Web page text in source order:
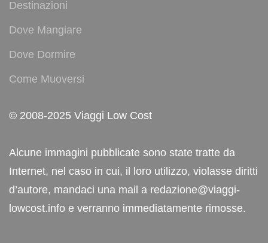
Destinazioni
Dove Mangiare
Dove Dormire
Come Muoversi
© 2008-2025 Viaggi Low Cost
Alcune immagini pubblicate sono state tratte da
Internet, nel caso in cui, il loro utilizzo, violasse diritti
d’autore, mandaci una mail a redazione@viaggi-
lowcost.info e verranno immediatamente rimosse.